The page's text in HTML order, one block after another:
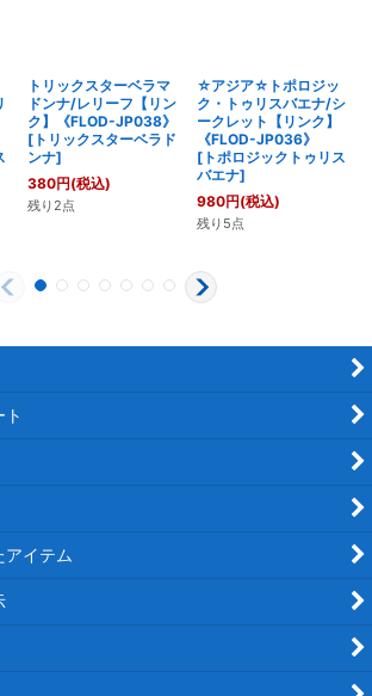
トリックスターベラマ
ドンナ/レリーフ【リン
ク】《FLOD-JP038》
[トリックスターベラド
ンナ]
380円(税込)
残り2点
☆アジア☆トポロジッ
ク・トゥリスバエナ/シ
ークレット【リンク】
《FLOD-JP036》
[ トポロジックトゥリス
バエナ]
980円(税込)
残り5点
イテム